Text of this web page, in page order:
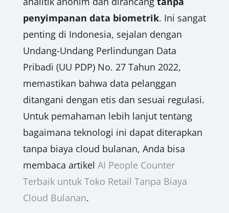
penyimpanan data biometrik. Ini sangat
penting di Indonesia, sejalan dengan
Undang-Undang Perlindungan Data
Pribadi (UU PDP) No. 27 Tahun 2022,
memastikan bahwa data pelanggan
ditangani dengan etis dan sesuai regulasi.
Untuk pemahaman lebih lanjut tentang
bagaimana teknologi ini dapat diterapkan
tanpa biaya cloud bulanan, Anda bisa
membaca artikel AI People Counter
Terbaik untuk Toko Retail Tanpa Biaya
Cloud Bulanan.